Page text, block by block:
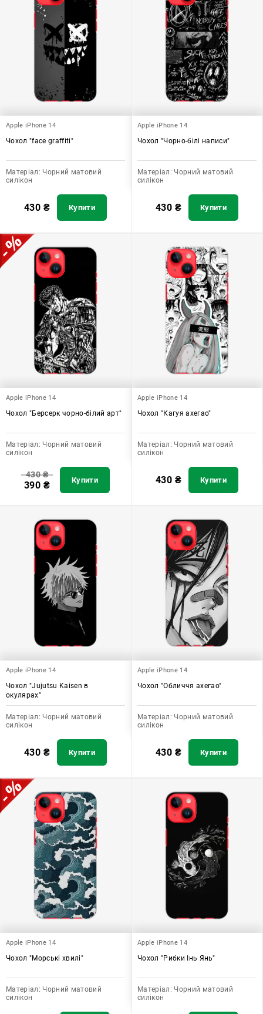
Apple iPhone 14
Чохол "face graffiti"
Матеріал: Чорний матовий
силікон
430 ₴ Купити
Apple iPhone 14
Чохол "Чорно-білі написи"
Матеріал: Чорний матовий
силікон
430 ₴ Купити
Apple iPhone 14
Чохол "Берсерк чорно-білий арт"
Матеріал: Чорний матовий
силікон
430₴
390 ₴ Купити
Apple iPhone 14
Чохол "Кагуя ахегао"
Матеріал: Чорний матовий
силікон
430 ₴ Купити
Apple iPhone 14
Чохол "Jujutsu Kaisen в
окулярах"
Матеріал: Чорний матовий
силікон
430 ₴ Купити
Apple iPhone 14
Чохол "Обличчя ахегао"
Матеріал: Чорний матовий
силікон
430 ₴ Купити
Apple iPhone 14
Чохол "Морські хвилі"
Матеріал: Чорний матовий
силікон
Apple iPhone 14
Чохол "Рибки Інь Янь"
Матеріал: Чорний матовий
силікон